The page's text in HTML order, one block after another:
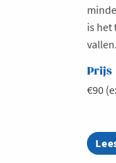
is het
vallen.
Prijs
€90